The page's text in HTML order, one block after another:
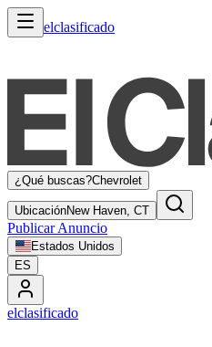
elclasificado
¿Qué buscas?Chevrolet
UbicaciónNew Haven, CT
Publicar Anuncio
Estados Unidos
ES
elclasificado